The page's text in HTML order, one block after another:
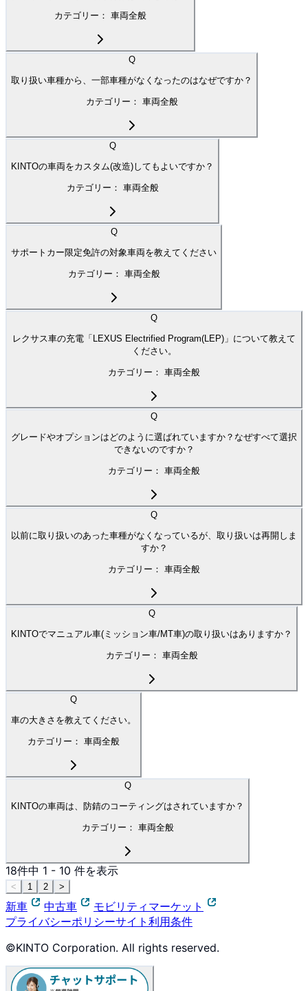
カテゴリー： 車両全般
Q
取り扱い車種から、一部車種がなくなったのはなぜですか？
カテゴリー： 車両全般
Q
KINTOの車両をカスタム(改造)してもよいですか？
カテゴリー： 車両全般
Q
サポートカー限定免許の対象車両を教えてください
カテゴリー： 車両全般
Q
レクサス車の充電「LEXUS Electrified Program(LEP)」について教えて
ください。
カテゴリー： 車両全般
Q
グレードやオプションはどのように選ばれていますか？なぜすべて選択
できないのですか？
カテゴリー： 車両全般
Q
以前に取り扱いのあった車種がなくなっているが、取り扱いは再開しま
すか？
カテゴリー： 車両全般
Q
KINTOでマニュアル車(ミッション車/MT車)の取り扱いはありますか？
カテゴリー： 車両全般
Q
車の大きさを教えてください。
カテゴリー： 車両全般
Q
KINTOの車両は、防錆のコーティングはされていますか？
カテゴリー： 車両全般
18件中 1 - 10 件を表示
< 1 2 >
新車 中古車
モビリティマーケット
プライバシーポリシーサイト利用条件
©KINTO Corporation. All rights reserved.